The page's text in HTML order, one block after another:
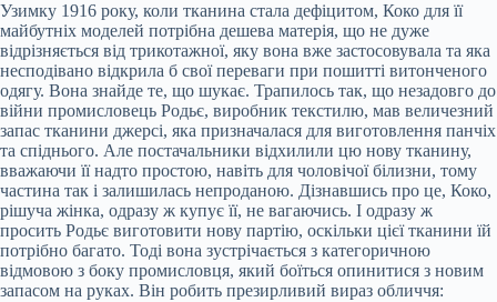
Узимку 1916 року, коли тканина стала дефіцитом, Коко для її
майбутніх моделей потрібна дешева матерія, що не дуже
відрізняється від трикотажної, яку вона вже застосовувала та яка
несподівано відкрила б свої переваги при пошитті витонченого
одягу. Вона знайде те, що шукає. Трапилось так, що незадовго до
війни промисловець Родьє, виробник текстилю, мав величезний
запас тканини джерсі, яка призначалася для виготовлення панчіх
та спіднього. Але постачальники відхилили цю нову тканину,
вважаючи її надто простою, навіть для чоловічої білизни, тому
частина так і залишилась непроданою. Дізнавшись про це, Коко,
рішуча жінка, одразу ж купує її, не вагаючись. І одразу ж
просить Родьє виготовити нову партію, оскільки цієї тканини їй
потрібно багато. Тоді вона зустрічається з категоричною
відмовою з боку промисловця, який боїться опинитися з новим
запасом на руках. Він робить презирливий вираз обличчя: